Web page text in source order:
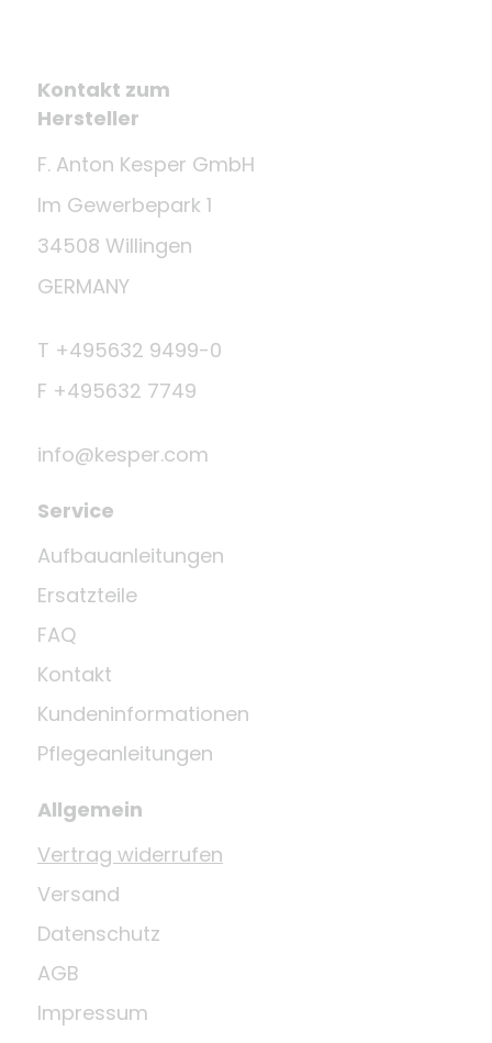
Kontakt zum
Hersteller
F. Anton Kesper GmbH
Im Gewerbepark 1
34508 Willingen
GERMANY
T +495632 9499-0
F +495632 7749
info@kesper.com
Service
Aufbauanleitungen
Ersatzteile
FAQ
Kontakt
Kundeninformationen
Pflegeanleitungen
Allgemein
Vertrag widerrufen
Versand
Datenschutz
AGB
Impressum